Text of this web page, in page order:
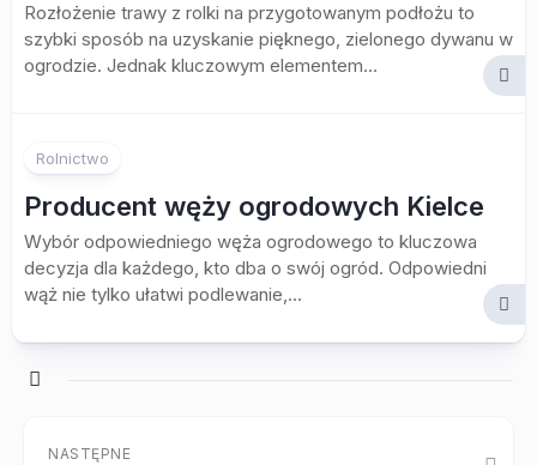
Rozłożenie trawy z rolki na przygotowanym podłożu to
szybki sposób na uzyskanie pięknego, zielonego dywanu w
ogrodzie. Jednak kluczowym elementem...
Rolnictwo
Producent węży ogrodowych Kielce
Wybór odpowiedniego węża ogrodowego to kluczowa
decyzja dla każdego, kto dba o swój ogród. Odpowiedni
wąż nie tylko ułatwi podlewanie,...
NASTĘPNE